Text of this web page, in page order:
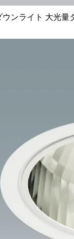
ウンライト 大光量